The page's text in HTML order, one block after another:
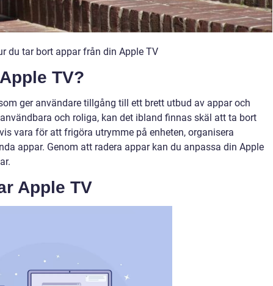
du tar bort appar från din Apple TV
TV?
ger användare tillgång till ett brett utbud av appar och
och roliga, kan det ibland finnas skäl att ta bort
vara för att frigöra utrymme på enheten, organisera
appar. Genom att radera appar kan du anpassa din Apple
Apple TV